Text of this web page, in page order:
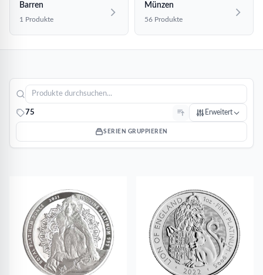
Barren
1 Produkte
Münzen
56 Produkte
75 Erweitert
SERIEN GRUPPIEREN